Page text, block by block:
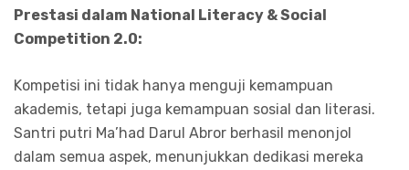
Prestasi dalam National Literacy & Social
Competition 2.0:
Kompetisi ini tidak hanya menguji kemampuan
akademis, tetapi juga kemampuan sosial dan literasi.
Santri putri Ma’had Darul Abror berhasil menonjol
dalam semua aspek, menunjukkan dedikasi mereka